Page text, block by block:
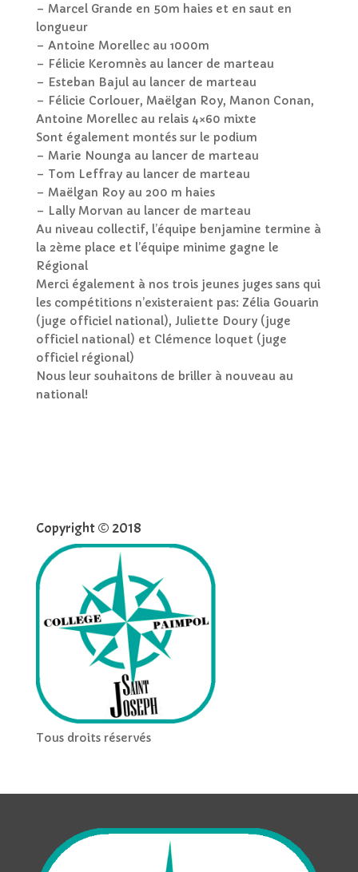
– Marcel Grande en 50m haies et en saut en
longueur
– Antoine Morellec au 1000m
– Félicie Keromnès au lancer de marteau
– Esteban Bajul au lancer de marteau
– Félicie Corlouer, Maëlgan Roy, Manon Conan,
Antoine Morellec au relais 4×60 mixte
Sont également montés sur le podium
– Marie Nounga au lancer de marteau
– Tom Leffray au lancer de marteau
– Maëlgan Roy au 200 m haies
– Lally Morvan au lancer de marteau
Au niveau collectif, l’équipe benjamine termine à
la 2ème place et l’équipe minime gagne le
Régional
Merci également à nos trois jeunes juges sans qui
les compétitions n’existeraient pas: Zélia Gouarin
(juge officiel national), Juliette Doury (juge
officiel national) et Clémence loquet (juge
officiel régional)
Nous leur souhaitons de briller à nouveau au
national!
Copyright © 2018
Tous droits réservés